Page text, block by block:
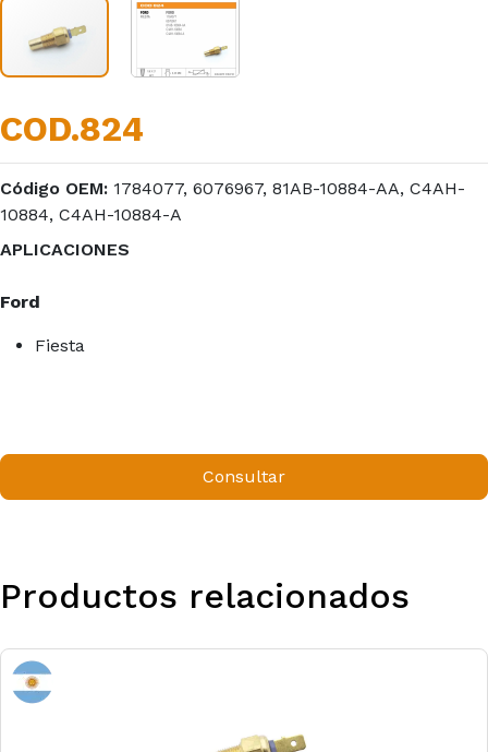
COD.824
Código OEM: 1784077, 6076967, 81AB-10884-AA, C4AH-
10884, C4AH-10884-A
APLICACIONES
Ford
Fiesta
Consultar
Productos relacionados